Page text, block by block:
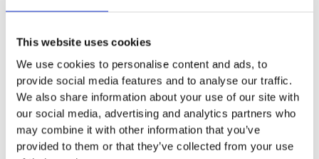
This website uses cookies
We use cookies to personalise content and ads, to
provide social media features and to analyse our traffic.
We also share information about your use of our site with
our social media, advertising and analytics partners who
may combine it with other information that you’ve
provided to them or that they’ve collected from your use